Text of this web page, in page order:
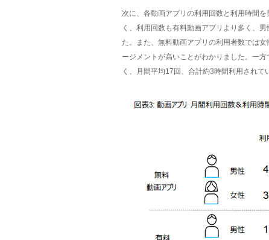
次に、各動画アプリの利用回数と利用時間
く、利用回数も有料動画アプリより多く、
た。また、無料動画アプリの利用者数では
ージメントが高いことがわかりました。一
く、月間平均17回、合計約3時間利用されて